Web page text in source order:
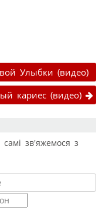
Улыбки (видео)
кариес (видео)
зв'яжемося з